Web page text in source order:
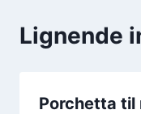
Lignende
Porchetta til